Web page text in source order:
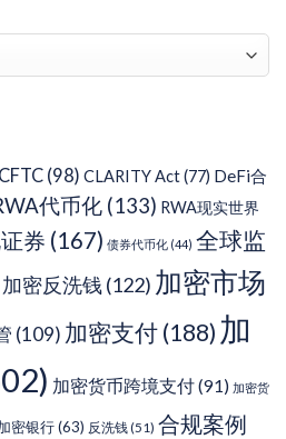
CFTC (98) CLARITY Act(77) DeFi合
代币化 (133) RWA现实世界
券 (167) 债券代币化 (44) 全球监
加密反洗钱 (122) 加密市场
(109) 加密支付 (188) 加
加密货币跨境支付(91) 加密货
密银行(63) 反洗钱(51) 合规案例